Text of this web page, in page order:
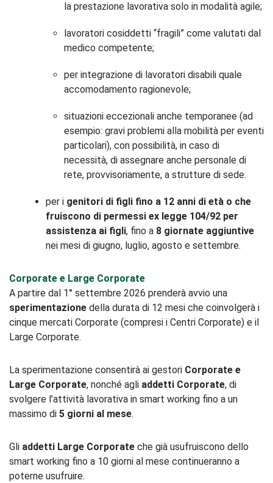
la prestazione lavorativa solo in modalità agile;
lavoratori cosiddetti “fragili” come valutati dal
medico competente;
per integrazione di lavoratori disabili quale
accomodamento ragionevole;
situazioni eccezionali anche temporanee (ad
esempio: gravi problemi alla mobilità per eventi
particolari), con possibilità, in caso di
necessità, di assegnare anche personale di
rete, provvisoriamente, a strutture di sede.
per i genitori di figli fino a 12 anni di età o che
fruiscono di permessi ex legge 104/92 per
assistenza ai figli, fino a 8 giornate aggiuntive
nei mesi di giugno, luglio, agosto e settembre.
Corporate e Large Corporate
A partire dal 1° settembre 2026 prenderà avvio una
sperimentazione della durata di 12 mesi che coinvolgerà i
cinque mercati Corporate (compresi i Centri Corporate) e il
Large Corporate.
La sperimentazione consentirà ai gestori Corporate e
Large Corporate, nonché agli addetti Corporate, di
svolgere l’attività lavorativa in smart working fino a un
massimo di 5 giorni al mese.
Gli addetti Large Corporate che già usufruiscono dello
smart working fino a 10 giorni al mese continueranno a
poterne usufruire.